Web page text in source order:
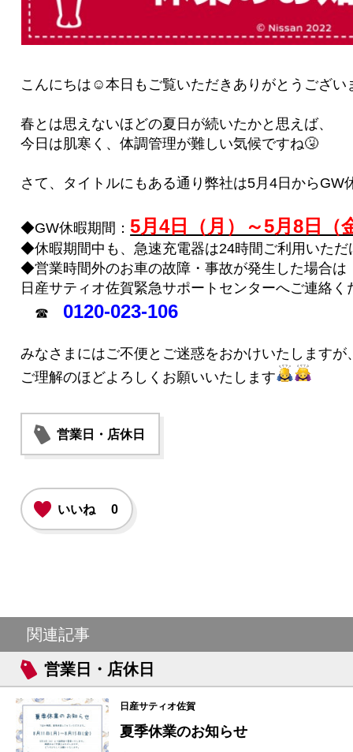
こんにちは☺本日もご覧いただきありがとうござい
春とは思えないほどの夏日が続いたかと思えば、
今日は肌寒く、体調管理が難しい気候ですね🤧
さて、タイトルにもある通り弊社は5月4日からGW
◆GW休暇期間：5月4日（月）～5月8日（
◆休暇期間中も、急速充電器は24時間ご利用いただ
◆営業時間外のお車の故障・事故が発生した場合は
日産サティオ佐賀緊急サポートセンターへご連絡く
☎ 0120-023-106
みなさまにはご不便とご迷惑をおかけいたしますが
ご理解のほどよろしくお願いいたします
営業日・店休日
いいね 0
関連記事
営業日・店休日
日産サティオ佐賀
夏季休業のお知らせ